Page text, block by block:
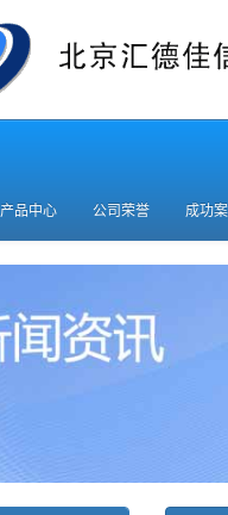
产品中心 公司荣誉 成功